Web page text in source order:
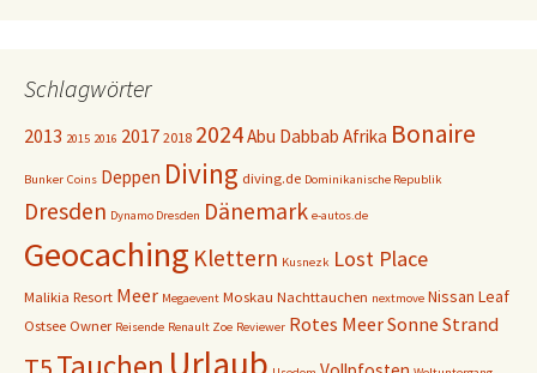
Schlagwörter
2013 2015 2016 2017 2018 2024Abu Dabbab Afrika Bonaire
Bunker Coins Deppen Diving diving.de Dominikanische Republik
Dresden Dynamo Dresden Dänemark e-autos.de
Geocaching Klettern Kusnezk Lost Place
Malikia Resort Meer Megaevent Moskau Nachttauchen nextmove Nissan Leaf
Ostsee Owner Reisende Renault Zoe Reviewer Rotes MeerSonne Strand
Urlaub